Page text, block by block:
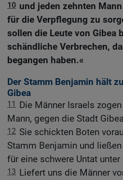
10 und jeden zehnten
für die Verpflegung zu
sollen die Leute von Gibea
schändliche Verbrechen,
begangen haben.«
Der Stamm Benjamin hält
Gibea
11
Die Männer Israels
Mann, gegen die Stadt
12 Sie schickten Boten
Stamm Benjamin und
für eine schwere Untat unter
13 Liefert uns die Männer